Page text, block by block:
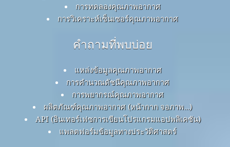
การทดลองคุณภาพอากาศ
การวิเคราะห์เซ็นเซอร์คุณภาพอากาศ
คำถามที่พบบ่อย
แหล่งข้อมูลคุณภาพอากาศ
การคำนวณดัชนีคุณภาพอากาศ
การพยากรณ์คุณภาพอากาศ
ผลิตภัณฑ์คุณภาพอากาศ (หน้ากาก จอภาพ…)
API (อินเทอร์เฟซการเขียนโปรแกรมแอปพลิเคชัน)
แพลตฟอร์มข้อมูลทางประวัติศาสตร์